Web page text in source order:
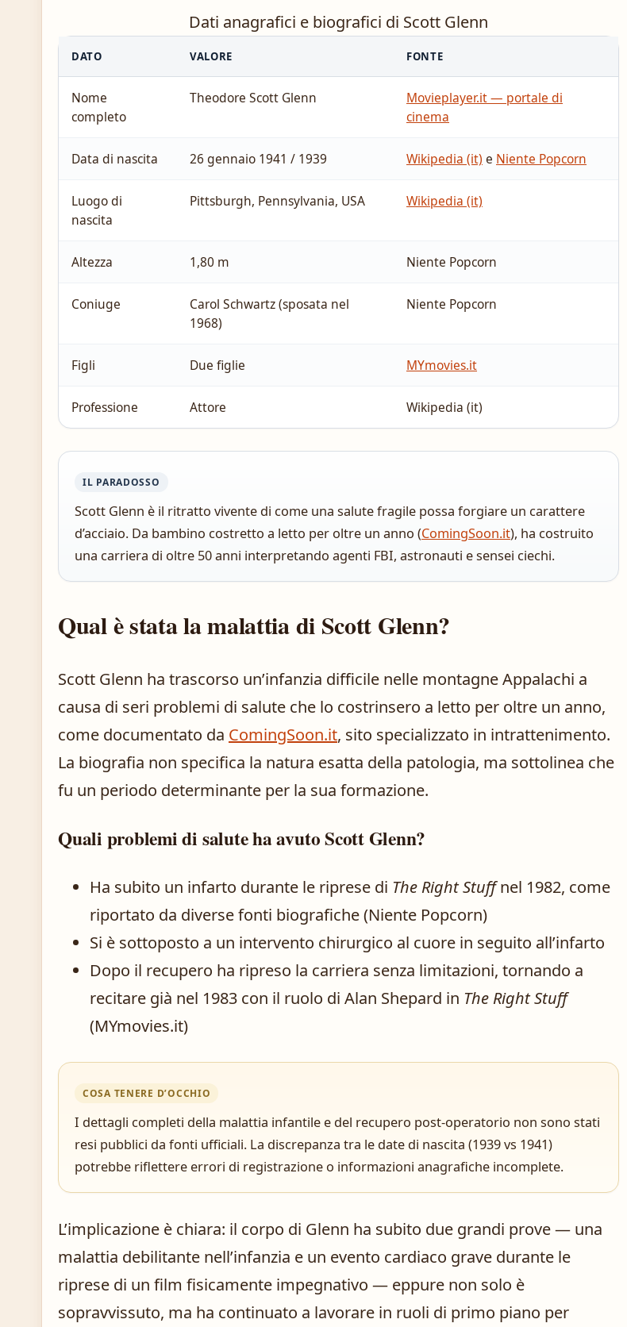
Dati anagrafici e biografici di Scott Glenn
DATO VALORE FONTE
Nome
completo
Theodore Scott Glenn
Movieplayer.it — portale di
cinema
Data di nascita 26 gennaio 1941 / 1939 Wikipedia (it) e Niente Popcorn
Luogo di
nascita
Pittsburgh, Pennsylvania, USA Wikipedia (it)
Altezza 1,80 m Niente Popcorn
Coniuge
Carol Schwartz (sposata nel
1968)
Niente Popcorn
Figli Due figlie MYmovies.it
Professione Attore Wikipedia (it)
IL PARADOSSO
Scott Glenn è il ritratto vivente di come una salute fragile possa forgiare un carattere
d’acciaio. Da bambino costretto a letto per oltre un anno (ComingSoon.it), ha costruito
una carriera di oltre 50 anni interpretando agenti FBI, astronauti e sensei ciechi.
Qual è stata la malattia di Scott Glenn?
Scott Glenn ha trascorso un’infanzia difficile nelle montagne Appalachi a
causa di seri problemi di salute che lo costrinsero a letto per oltre un anno,
come documentato da ComingSoon.it, sito specializzato in intrattenimento.
La biografia non specifica la natura esatta della patologia, ma sottolinea che
fu un periodo determinante per la sua formazione.
Quali problemi di salute ha avuto Scott Glenn?
Ha subito un infarto durante le riprese di The Right Stuffnel 1982, come
riportato da diverse fonti biografiche (Niente Popcorn)
Si è sottoposto a un intervento chirurgico al cuore in seguito all’infarto
Dopo il recupero ha ripreso la carriera senza limitazioni, tornando a
recitare già nel 1983 con il ruolo di Alan Shepard in The Right Stuff
(MYmovies.it)
COSA TENERE D’OCCHIO
I dettagli completi della malattia infantile e del recupero post-operatorio non sono stati
resi pubblici da fonti ufficiali. La discrepanza tra le date di nascita (1939 vs 1941)
potrebbe riflettere errori di registrazione o informazioni anagrafiche incomplete.
L’implicazione è chiara: il corpo di Glenn ha subito due grandi prove — una
malattia debilitante nell’infanzia e un evento cardiaco grave durante le
riprese di un film fisicamente impegnativo — eppure non solo è
sopravvissuto, ma ha continuato a lavorare in ruoli di primo piano per